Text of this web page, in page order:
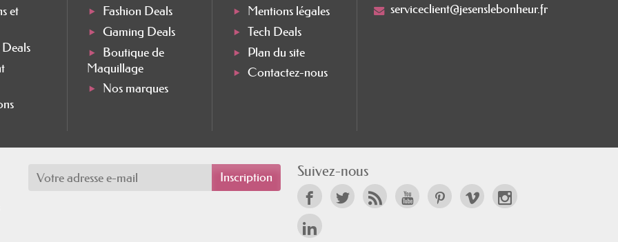
et
Fashion Deals
Gaming Deals
Boutique de
Maquillage
Nos marques
Mentions légales
Tech Deals
Plan du site
Contactez-nous
serviceclient@jesenslebonheur.fr
Suivez-nous